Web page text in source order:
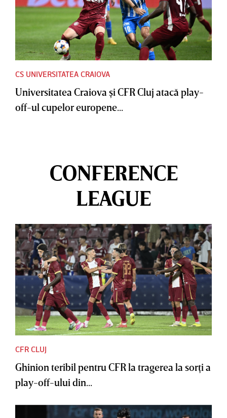
CS UNIVERSITATEA CRAIOVA
Universitatea Craiova şi CFR Cluj atacă play-
off-ul cupelor europene...
CONFERENCE
LEAGUE
CFR CLUJ
Ghinion teribil pentru CFR la tragerea la sorţi a
play-off-ului din...